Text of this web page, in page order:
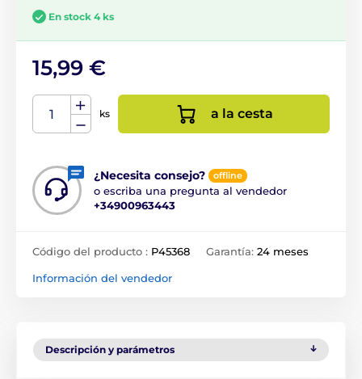
En stock 4 ks
15,99 €
ks a la cesta
¿Necesita consejo? offline
o escriba una pregunta al vendedor
+34900963443
Código del producto : P45368 Garantía: 24 meses
Información del vendedor
Descripción y parámetros